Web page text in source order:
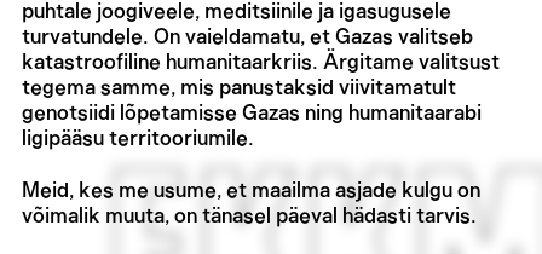
puhtale joogiveele, meditsiinile ja igasugusele
turvatundele. On vaieldamatu, et Gazas valitseb
katastroofiline humanitaarkriis. Ärgitame valitsust
tegema samme, mis panustaksid viivitamatult
genotsiidi lõpetamisse Gazas ning humanitaarabi
ligipääsu territooriumile.
Meid, kes me usume, et maailma asjade kulgu on
võimalik muuta, on tänasel päeval hädasti tarvis.